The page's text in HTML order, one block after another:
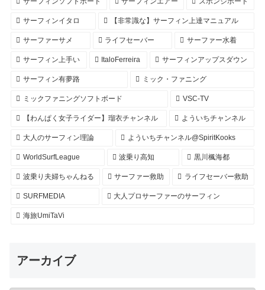
サーフィンイタロ 【非常識な】サーフィン上達マニュアル
サーファーサメ ライフセーバー サーファー水着
サーフィン上手い ItaloFerreira サーフィンアップスダウン
サーフィン有夢路 ミック・ファニング
ミックファニングソフトボード VSC-TV
【わんぱく女子ライダー】瑠衣チャンネル よういちチャンネル
大人のサーフィン理論 よういちチャンネル@SpiritKooks
WorldSurfLeague 波乗り高知 黒川楓海都
波乗り夫婦ちゃんねる サーファー救助 ライフセーバー救助
SURFMEDIA 大人プロサーファーのサーフィン
海旅UmiTaVi
アーカイブ